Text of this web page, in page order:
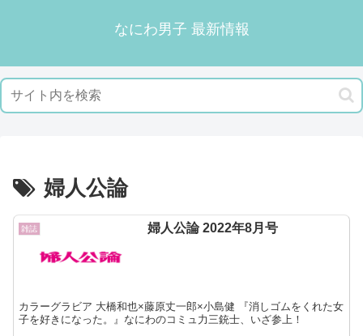
なにわ男子 最新情報
婦人公論
雑誌 婦人公論 2022年8月号
カラーグラビア 大橋和也×藤原丈一郎×小島健 『消しゴムをくれた女
子を好きになった。』なにわのコミュ力三銃士、いざ参上！